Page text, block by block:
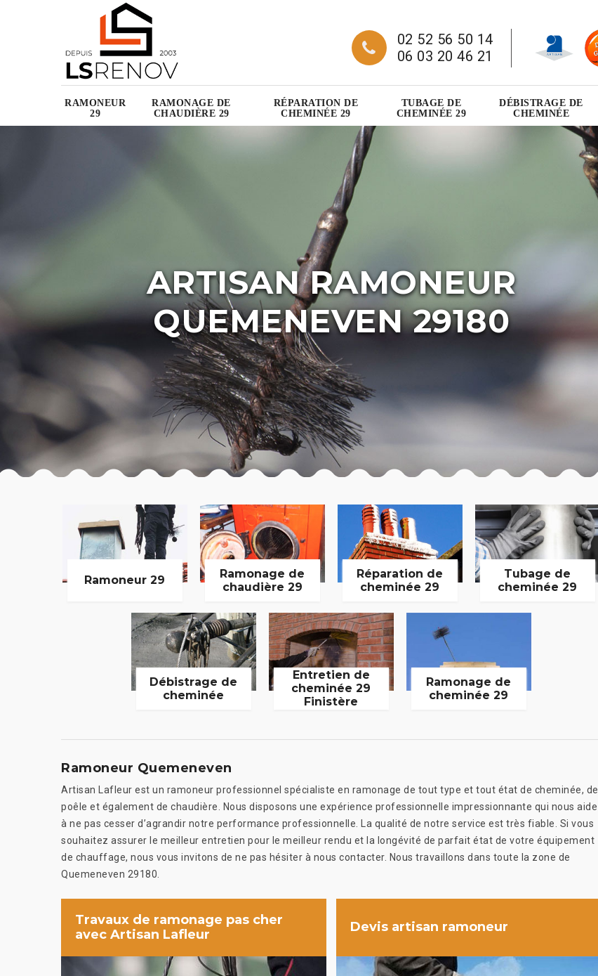
02 52 56 50 14
06 03 20 46 21
RAMONEUR
29
RAMONAGE DE
CHAUDIÈRE 29
RÉPARATION DE
CHEMINÉE 29
TUBAGE DE
CHEMINÉE 29
DÉBISTRAGE DE
CHEMINÉE
ARTISAN RAMONEUR
QUEMENEVEN 29180
Ramoneur 29
Ramonage de
chaudière 29
Réparation de
cheminée 29
Tubage de
cheminée 29
Débistrage de
cheminée
Entretien de
cheminée 29
Finistère
Ramonage de
cheminée 29
Ramoneur Quemeneven
Artisan Lafleur est un ramoneur professionnel spécialiste en ramonage de tout type et tout état de cheminée, de
poêle et également de chaudière. Nous disposons une expérience professionnelle impressionnante qui nous aide
à ne pas cesser d’agrandir notre performance professionnelle. La qualité de notre service est très fiable. Si vous
souhaitez assurer le meilleur entretien pour le meilleur rendu et la longévité de parfait état de votre équipement
de chauffage, nous vous invitons de ne pas hésiter à nous contacter. Nous travaillons dans toute la zone de
Quemeneven 29180.
Travaux de ramonage pas cher
avec Artisan Lafleur
Devis artisan ramoneur